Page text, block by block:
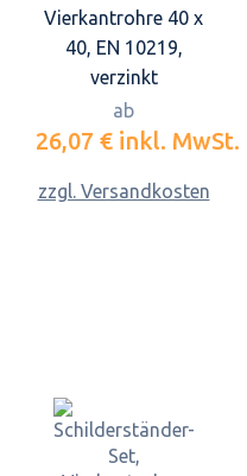
Vierkantrohre 40 x
40, EN 10219,
verzinkt
ab
26,07 € inkl. MwSt.
zzgl. Versandkosten